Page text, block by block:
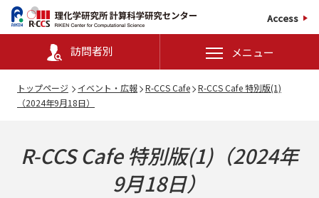
Access
訪問者別 メニュー
トップページ イベント・広報 R-CCS Cafe
R-CCS Cafe 特別版(1)
（2024年9月18日）
R-CCS Cafe 特別版(1)（2024年
9月18日）